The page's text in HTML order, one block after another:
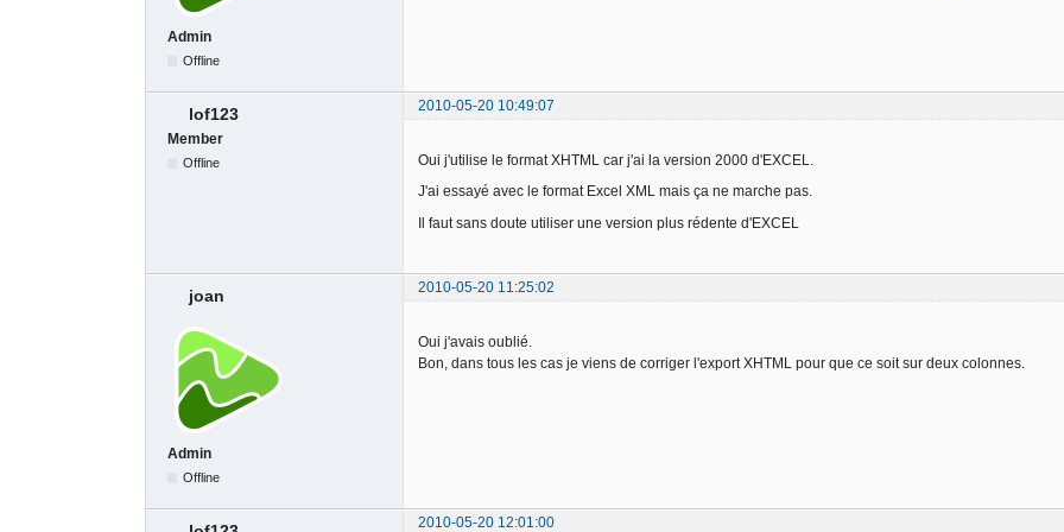
Admin
Offline
lof123
2010-05-20 10:49:07
Member
Offline
Oui j'utilise le format XHTML car j'ai la version 2000 d'EXCEL.
J'ai essayé avec le format Excel XML mais ça ne marche pas.
Il faut sans doute utiliser une version plus rédente d'EXCEL
joan 2010-05-20 11:25:02
Admin
Offline
Oui j'avais oublié.
Bon, dans tous les cas je viens de corriger l'export XHTML pour que ce soit sur deux colonnes.
2010-05-20 12:01:00